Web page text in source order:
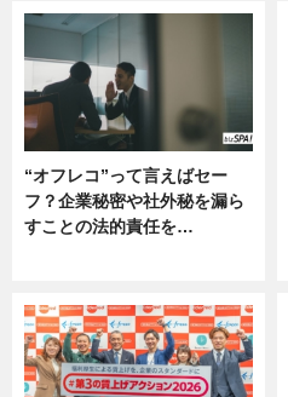
“オフレコ”って言えばセー
フ？企業秘密や社外秘を漏ら
すことの法的責任を…